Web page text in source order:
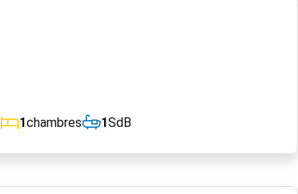
1chambres 1SdB